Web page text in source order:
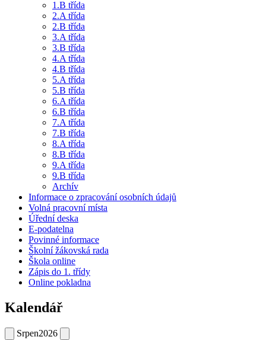
1.B třída
2.A třída
2.B třída
3.A třída
3.B třída
4.A třída
4.B třída
5.A třída
5.B třída
6.A třída
6.B třída
7.A třída
7.B třída
8.A třída
8.B třída
9.A třída
9.B třída
Archív
Informace o zpracování osobních údajů
Volná pracovní místa
Úřední deska
E-podatelna
Povinné informace
Školní žákovská rada
Škola online
Zápis do 1. třídy
Online pokladna
Kalendář
Srpen2026